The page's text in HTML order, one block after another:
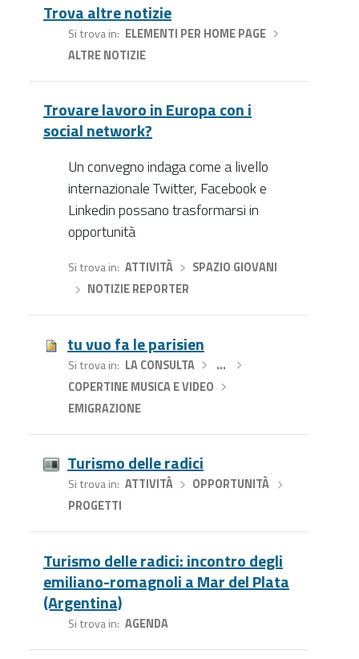
Trova altre notizie
Si trova in ELEMENTI PER HOME PAGE›
ALTRE NOTIZIE
Trovare lavoro in Europa con i
social network?
Un convegno indaga come a livello
internazionale Twitter, Facebook e
Linkedin possano trasformarsi in
opportunità
Si trova in ATTIVITÀ›
SPAZIO GIOVANI
NOTIZIE REPORTER
tu vuo fa le parisien
Si trova in LA CONSULTA› …
COPERTINE MUSICA E VIDEO
EMIGRAZIONE
Turismo delle radici
Si trova in ATTIVITÀ› OPPORTUNITÀ
PROGETTI
Turismo delle radici: incontro degli
emiliano-romagnoli a Mar del Plata
(Argentina)
Si trova in AGENDA